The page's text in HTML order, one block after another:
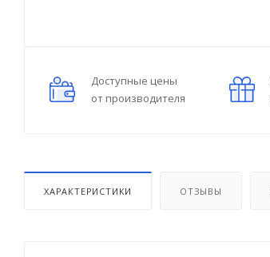
Доступные цены
от производителя
ХАРАКТЕРИСТИКИ ОТЗЫВЫ